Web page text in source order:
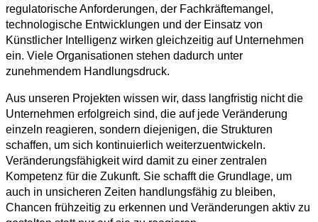
regulatorische Anforderungen, der Fachkräftemangel,
technologische Entwicklungen und der Einsatz von
Künstlicher Intelligenz wirken gleichzeitig auf Unternehmen
ein. Viele Organisationen stehen dadurch unter
zunehmendem Handlungsdruck.
Aus unseren Projekten wissen wir, dass langfristig nicht die
Unternehmen erfolgreich sind, die auf jede Veränderung
einzeln reagieren, sondern diejenigen, die Strukturen
schaffen, um sich kontinuierlich weiterzuentwickeln.
Veränderungsfähigkeit wird damit zu einer zentralen
Kompetenz für die Zukunft. Sie schafft die Grundlage, um
auch in unsicheren Zeiten handlungsfähig zu bleiben,
Chancen frühzeitig zu erkennen und Veränderungen aktiv zu